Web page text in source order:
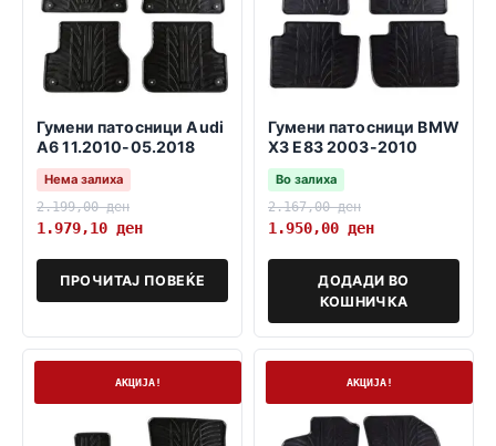
Гумени патосници Audi
A6 11.2010-05.2018
Нема залиха
2.199,00ден
1.979,10 ден
ПРОЧИТАЈ ПОВЕЌЕ
Гумени патосници BMW
X3 E83 2003-2010
Во залиха
2.167,00ден
1.950,00 ден
ДОДАДИ ВО
КОШНИЧКА
АКЦИЈА! АКЦИЈА!